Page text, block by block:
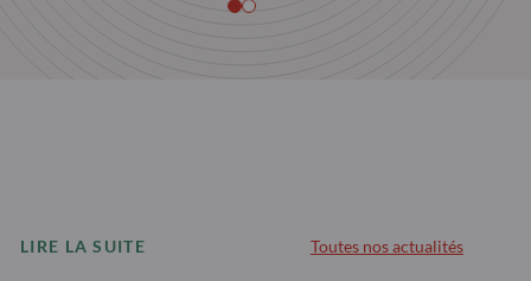
LIRE LA SUITE Toutes nos actualités